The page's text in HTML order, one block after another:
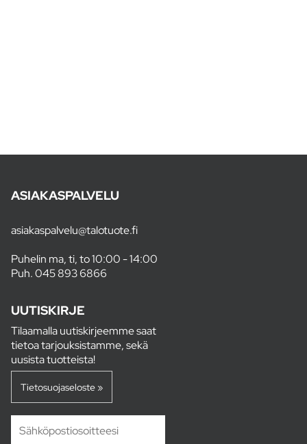
ASIAKASPALVELU
asiakaspalvelu@talotuote.fi
Puhelin ma, ti, to 10:00 - 14:00
Puh.045 893 6866
UUTISKIRJE
Tilaamalla uutiskirjeemme saat
tietoa tarjouksistamme, sekä
uusista tuotteista!
Tietosuojaseloste »